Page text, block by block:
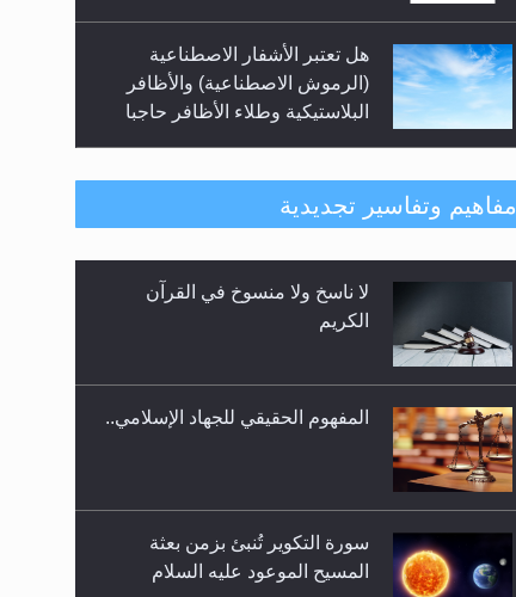
هل تعتبر الأشفار الاصطناعية
(الرموش الاصطناعية) والأظافر
البلاستيكية وطلاء الأظافر حاجبا
هل يُحسب حول الزكاة وفق السنة
الميلادية أو الهجرية؟
هل يجوز فتح مشروع كوافير نسائي
للمحجبات وغير المحجبات؟
مفاهيم وتفاسير تجديدية
لا ناسخ ولا منسوخ في القرآن
الكريم
المفهوم الحقيقي للجهاد الإسلامي..
سورة التكوير تُنبئ بزمن بعثة
المسيح الموعود عليه السلام